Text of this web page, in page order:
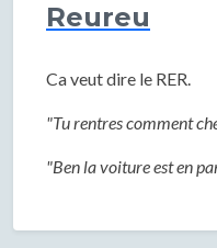
Reureu
Ca veut dire le RER.
"Tu rentres comment
"Ben la voiture est en